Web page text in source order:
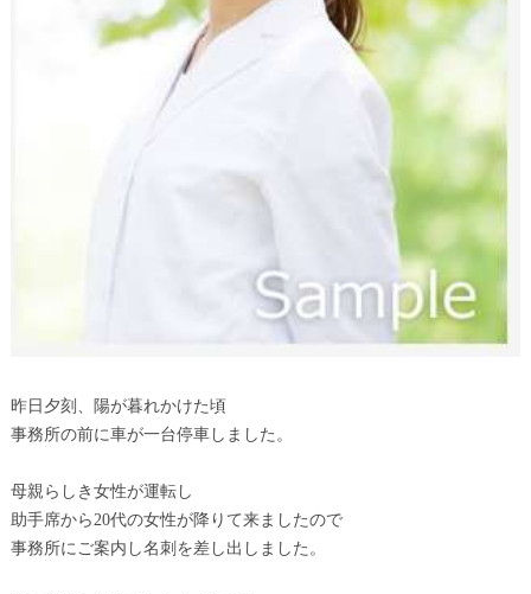
昨日夕刻、陽が暮れかけた頃
事務所の前に車が一台停車しました。
母親らしき女性が運転し
助手席から20代の女性が降りて来ましたので
事務所にご案内し名刺を差し出しました。